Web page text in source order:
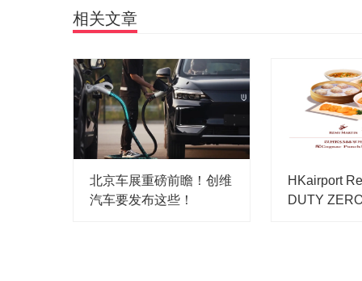
相关文章
北京车展重磅前瞻！创维
汽车要发布这些！
HKairport
DUTY